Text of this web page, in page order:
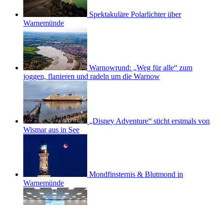
Spektakuläre Polarlichter über
Warnemünde
Warnowrund: „Weg für alle“ zum
joggen, flanieren und radeln um die Warnow
„Disney Adventure“ sticht erstmals von
Wismar aus in See
Mondfinsternis & Blutmond in
Warnemünde